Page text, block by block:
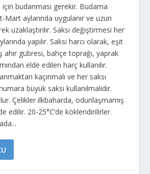
budanması gerekir. Budama
Mart aylarında uygulanır ve uzun
uzaklaştırılır. Saksı değiştirmesi her
yapılır. Saksı harcı olarak, eşit
ahır gübresi, bahçe toprağı, yaprak
elde edilen harç kullanılır.
kaçınmalı ve her saksı
büyük saksı kullanılmalıdır.
Çelikler ilkbaharda, odunlaşmamış
edilir. 20-25°C’de köklendirilirler.